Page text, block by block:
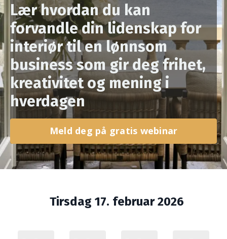
Lær hvordan du kan
forvandle din lidenskap for
interiør til en lønnsom
business som gir deg frihet,
kreativitet og mening i
hverdagen
Meld deg på gratis webinar
Tirsdag 17. februar2026